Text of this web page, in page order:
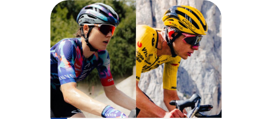
recebam mais atenção. Porém,
existe uma peça relativamente
pequena que desempenha um
papel fundamental na
segurança e no
comportamento do veículo: o
pivô de suspensão.
Responsável por conectar
diferentes componentes do
sistema e permitir os